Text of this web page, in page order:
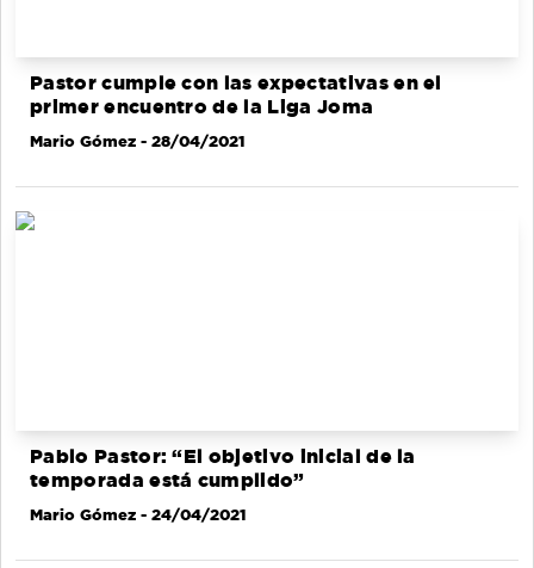
Pastor cumple con las expectativas en el
primer encuentro de la Liga Joma
Mario Gómez - 28/04/2021
Pablo Pastor: “El objetivo inicial de la
temporada está cumplido”
Mario Gómez - 24/04/2021